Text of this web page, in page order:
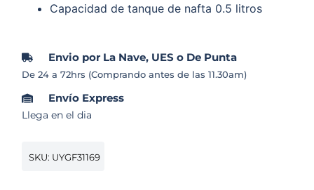
Capacidad de tanque de nafta 0.5 litros
Envio por La Nave, UES o De Punta
De 24 a 72hrs (Comprando antes de las 11.30am)
Envío Express
Llega en el dia
SKU: UYGF31169